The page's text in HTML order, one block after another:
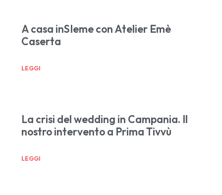
A casa inSIeme con Atelier Emè
Caserta
LEGGI
La crisi del wedding in Campania. Il
nostro intervento a Prima Tivvù
LEGGI